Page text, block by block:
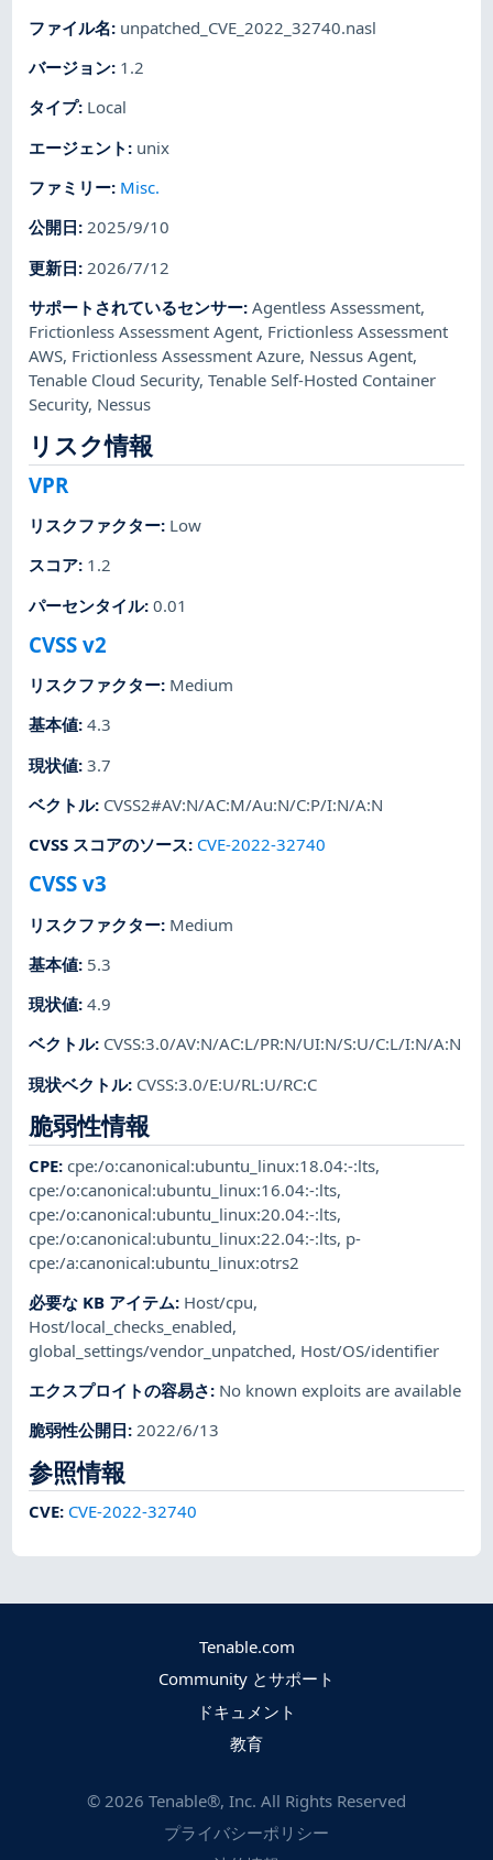
ファイル名: unpatched_CVE_2022_32740.nasl
バージョン: 1.2
タイプ: Local
エージェント : unix
ファミリー: Misc.
公開日:2025/9/10
更新日: 2026/7/12
サポートされているセンサー:Agentless Assessment,
Frictionless Assessment Agent, Frictionless Assessment
AWS, Frictionless Assessment Azure, Nessus Agent,
Tenable Cloud Security,Tenable Self-Hosted Container
Security, Nessus
リスク情報
VPR
リスクファクター: Low
スコア: 1.2
パーセンタイル:0.01
CVSS v2
リスクファクター: Medium
基本値:4.3
現状値:3.7
ベクトル: CVSS2#AV:N/AC:M/Au:N/C:P/I:N/A:N
CVSS スコアのソース: CVE-2022-32740
CVSS v3
リスクファクター: Medium
基本値: 5.3
現状値:4.9
ベクトル: CVSS:3.0/AV:N/AC:L/PR:N/UI:N/S:U/C:L/I:N/A:N
現状ベクトル: CVSS:3.0/E:U/RL:U/RC:C
脆弱性情報
CPE:cpe:/o:canonical:ubuntu_linux:18.04:-:lts,
cpe:/o:canonical:ubuntu_linux:16.04:-:lts,
cpe:/o:canonical:ubuntu_linux:20.04:-:lts,
cpe:/o:canonical:ubuntu_linux:22.04:-:lts, p-
cpe:/a:canonical:ubuntu_linux:otrs2
必要な KB アイテム: Host/cpu,
Host/local_checks_enabled,
global_settings/vendor_unpatched, Host/OS/identifier
エクスプロイトの容易さ: No known exploits are available
脆弱性公開日:2022/6/13
参照情報
CVE: CVE-2022-32740
Tenable.com
Community とサポート
ドキュメント
教育
© 2026 Tenable®, Inc. All Rights Reserved
プライバシーポリシー